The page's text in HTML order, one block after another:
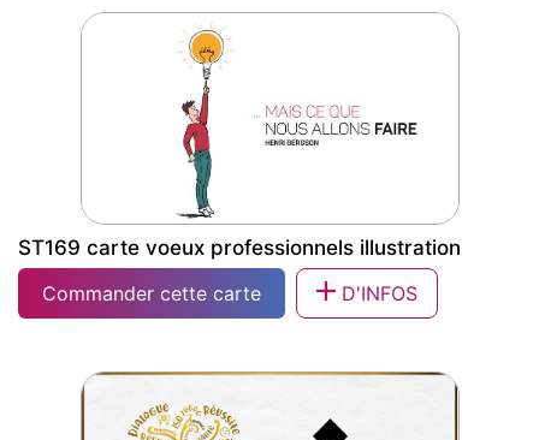
ST5 e-card vœux professionnels
environnement
ST169 carte voeux professionnels
illustration
ST169 carte voeux professionnels illustration
Commander cette carte
D'INFOS